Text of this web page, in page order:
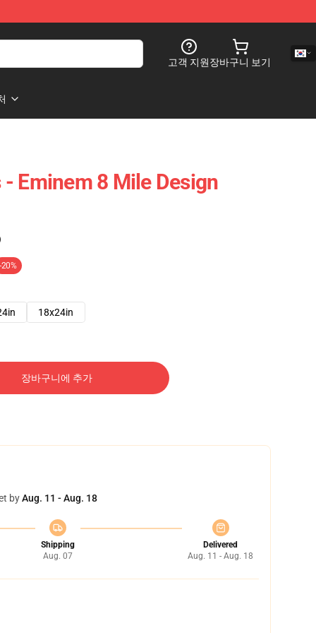
고객 지원장바구니 보기
Eminem 8 Mile Design
-20%
18x24in
장바구니에 추가
byAug. 11 - Aug. 18
Shipping
Aug. 07
Delivered
Aug. 11 - Aug. 18